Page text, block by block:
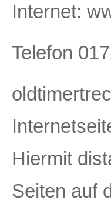
Internet:
Telefon
Hiermit
Seiten auf